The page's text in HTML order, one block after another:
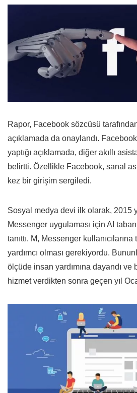
Rapor, Facebook sözcüsü
açıklamada da onaylandı.
yaptığı açıklamada, diğer akıllı
belirtti. Özellikle Facebook, sanal
kez bir girişim sergiledi.
Sosyal medya devi ilk olarak, 2015
Messenger uygulaması için AI
tanıttı. M, Messenger
yardımcı olması gerekiyordu.
ölçüde insan yardımına dayandı ve
hizmet verdikten sonra geçen yıl